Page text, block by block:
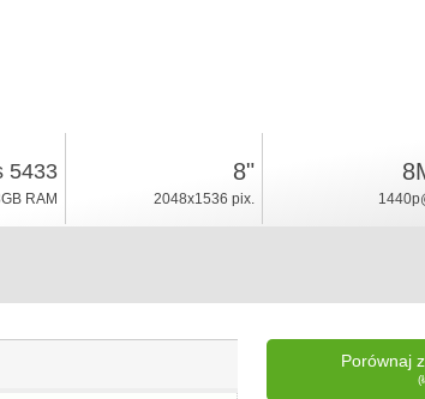
5433
RAM
8"
2048x1536 pix.
Porównaj